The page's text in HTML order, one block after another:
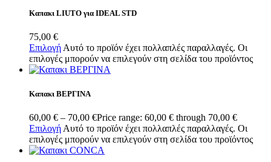
Καπακι LIUTO για IDEAL STD
75,00 €
Επιλογή Αυτό το προϊόν έχει πολλαπλές παραλλαγές. Οι
επιλογές μπορούν να επιλεγούν στη σελίδα του προϊόντος
Καπακι ΒΕΡΓΙΝΑ
60,00 € – 70,00 €Price range: 60,00 € through 70,00 €
Επιλογή Αυτό το προϊόν έχει πολλαπλές παραλλαγές. Οι
επιλογές μπορούν να επιλεγούν στη σελίδα του προϊόντος